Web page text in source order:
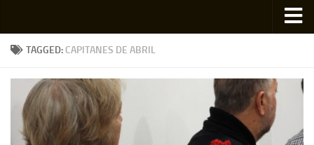
Inicio
Quienes somos
Actividades
TAGGED: CAPITANES DE ABRIL